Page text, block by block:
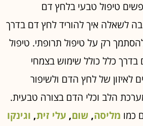
טיפול טבעי בלחץ דם
לשאלה איך להוריד לחץ דם בדרך
רק על טיפול תרופתי. טיפול
כלל כולל שימוש בצמחי
לאיזון של לחץ הדם ולשיפור
הלב וכלי הדם בצורה טבעית.
כמו מליסה, שום, עלי זית, וגינקו